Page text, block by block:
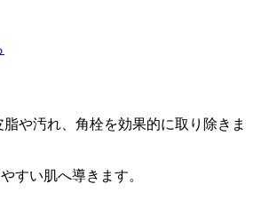
や汚れ、角栓を効果的に取り除きま
やすい肌へ導きます。